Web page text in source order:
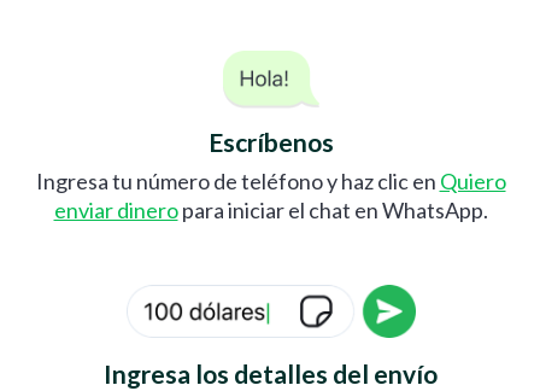
Escríbenos
Ingresa tu número de teléfono y haz clic en Quiero
enviar dineropara iniciar el chat en WhatsApp.
Ingresa los detalles del envío